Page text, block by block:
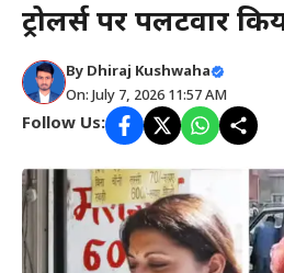
ट्रोलर्स पर पलटवार
By Dhiraj Kushwaha
On: July 7, 2026 11:57 AM
Follow Us: